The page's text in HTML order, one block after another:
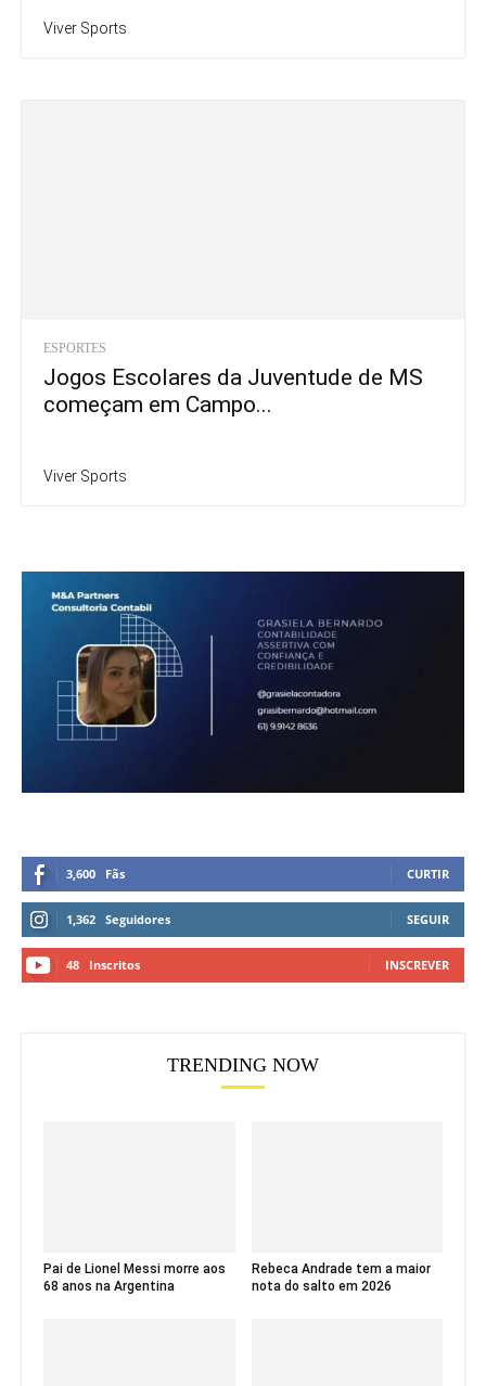
Viver Sports
ESPORTES
Jogos Escolares da Juventude de MS
começam em Campo...
Viver Sports
3,600 Fãs CURTIR
1,362 Seguidores SEGUIR
48 Inscritos INSCREVER
TRENDING NOW
Pai de Lionel Messi morre aos
68 anos na Argentina
Rebeca Andrade tem a maior
nota do salto em 2026